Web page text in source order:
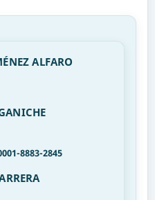
ALFARO
8883-2845